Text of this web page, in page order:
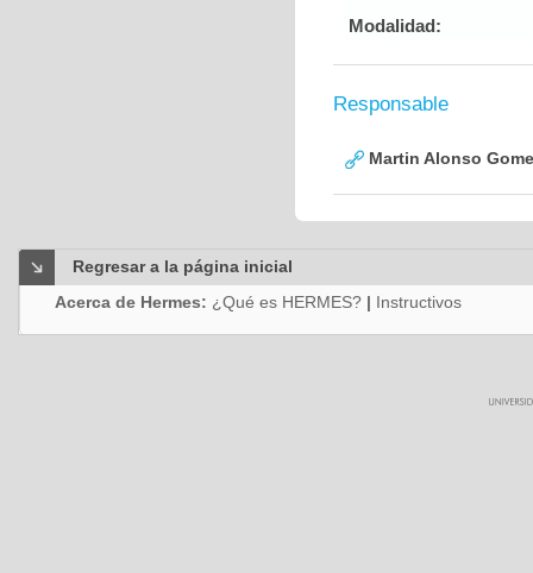
Modalidad:
Responsable
Martin Alonso
Regresar a la página inicial
Acerca de Hermes: ¿Qué es HERMES? | Instructivos